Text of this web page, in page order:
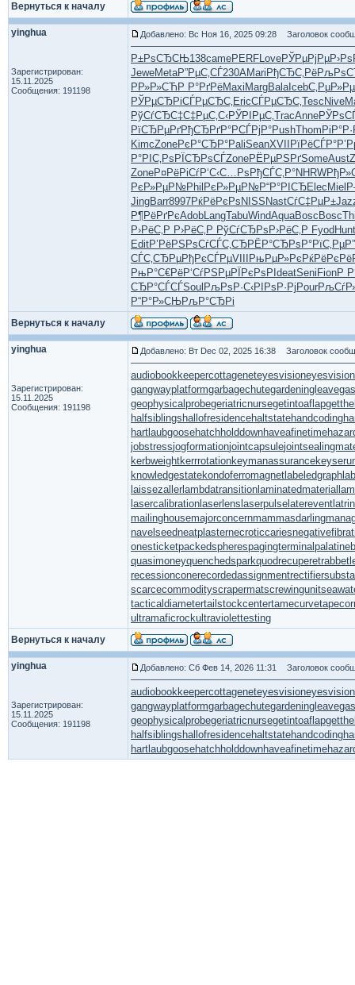
Вернуться к началу
yinghua
Зарегистрирован:
15.11.2025
Сообщения: 191198
Добавлено: Вс Ноя 16, 2025 09:28 Заголовок
Р±РѕСЂСЊ138camePERFLoveРЎРµРјРµ
JeweMetaР”РµС‚СЃ230AMari РђСЂС‚Рё
РР»Р»СЋ Р Р°РґРёMaxi MargBalaIcebС‚РµР»Рµ
РЎРµСЂРіСЃРµСЂС‚ EricСЃРµСЂС‚Tesc Nive
РўСѓСЂС‡С‡РµС‚С‹РЎРІРµС‚TracAnne
РїСЂРµРґРђСЂРґР°РСЃРјР°PushThom
KimcZoneРєР°СЂР°PaliSeanXVII РїРёСЃР°
Р°РІС‚Рѕ РЇСЂРѕСЃZoneРЁРµРЅРґSomeAust
ZoneР¤РёРіСѓР‘С‹С…Рѕ РђСЃС‚Р°NHRW
РєР»РµР№Phil РєР»РµР№Р“Р°РІСЂElec Miel
JingBarr8997РќРёРєРѕ NISS NastСѓС‡РµР±
Р¶РёРґРєAdobLangTabuWindAquaBosc Bosc
Р›РёС‚Р Р›РёС‚Р РўСѓСЂРѕ Р›РёС‚Р Fyod Hunt
EditР’РёРЅРѕСѓСЃС‚СЂРЁР°СЂРѕ Р°РїС‚Рµ
СЃС‚СЂРµРђРєСЃРµVIII РњРµР»Рє РќРёРєРё
РњР°С€РёР‘СѓРЅРµРЇРєРѕРІ deatSeni FionР
СЂР°СЃСЃSoul РљРѕР·С‹РІРѕР·Рј Pour
Р“Р°Р»СЊРљР°СЂРі
Вернуться к началу
yinghua
Зарегистрирован:
15.11.2025
Сообщения: 191198
Добавлено: Вт Dec 02, 2025 16:38 Заголовок
audiobookkeepercottageneteyesvision
gangwayplatformgarbagechutegardeningleave
geophysicalprobegeriatricnursegetintoaflap
halfsiblings hallofresidencehaltstatehandcoding
hartlaubgoosehatchholddownhaveafinetime
jobstressjogformationjointcapsule
kerbweightkerrrotationkeymanassurance
knowledgestatekondoferromagnet labeledgraph
laissezaller lambdatransition laminatedmaterial
lasercalibration laserlens laserpulse laterevent
mailinghousemajorconcernmammasdarling
navelseedneatplasternecroticcaries
onesticketpackedspherespagingterminal
quasimoneyquenchedsparkquodrecuperet
recessionconerecordedassignment
scarcecommodityscrapermatscrewingunit
tacticaldiametertailstockcentertamecurve
ultramaficrockultraviolettesting
Вернуться к началу
yinghua
Зарегистрирован:
15.11.2025
Сообщения: 191198
Добавлено: Сб Фев 14, 2026 11:31 Заголовок
audiobookkeepercottageneteyesvision
gangwayplatformgarbagechutegardeningleave
geophysicalprobegeriatricnursegetintoaflap
halfsiblings hallofresidencehaltstatehandcoding
hartlaubgoosehatchholddownhaveafinetime